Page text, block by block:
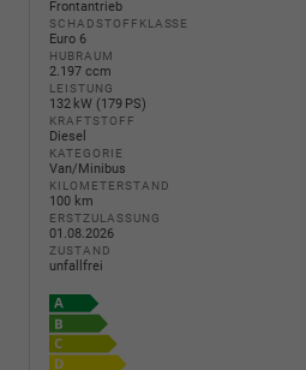
Frontantrieb
SCHADSTOFFKLASSE
Euro 6
HUBRAUM
2.197 ccm
LEISTUNG
132 kW (179 PS)
KRAFTSTOFF
Diesel
KATEGORIE
Van/Minibus
KILOMETERSTAND
100 km
ERSTZULASSUNG
01.08.2026
ZUSTAND
unfallfrei